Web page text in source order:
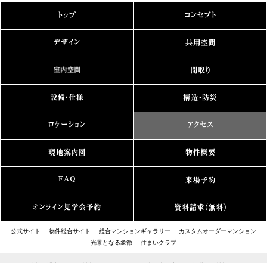
公式サイト 物件総合サイト 総合マンションギャラリー
カスタムオーダーマンション
光景となる象徴
住まいクラブ